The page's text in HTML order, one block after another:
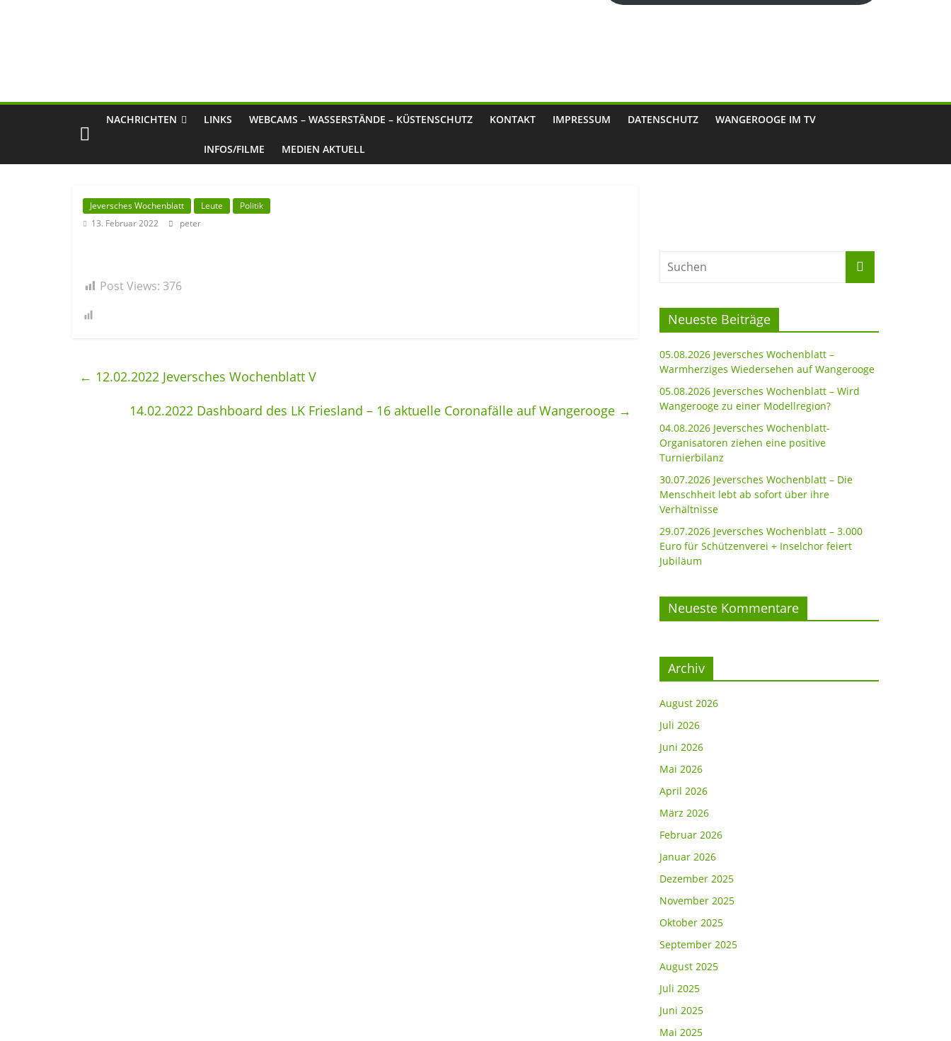
NACHRICHTEN LINKS WEBCAMS – WASSERSTÄNDE – KÜSTENSCHUTZ KONTAKT IMPRESSUM DATENSCHUTZ WANGEROOGE IM TV
INFOS/FILME MEDIEN AKTUELL
Jeversches Wochenblatt Leute
Politik
13. Februar 2022
peter
Post Views: 376
← 12.02.2022 Jeversches Wochenblatt V
14.02.2022 Dashboard des LK Friesland – 16 aktuelle Coronafälle auf Wangerooge →
Neueste Beiträge
05.08.2026 Jeversches Wochenblatt –
Warmherziges Wiedersehen auf Wangerooge
05.08.2026 Jeversches Wochenblatt – Wird
Wangerooge zu einer Modellregion?
04.08.2026 Jeversches Wochenblatt-
Organisatoren ziehen eine positive
Turnierbilanz
30.07.2026 Jeversches Wochenblatt – Die
Menschheit lebt ab sofort über ihre
Verhältnisse
29.07.2026 Jeversches Wochenblatt – 3.000
Euro für Schützenverei + Inselchor feiert
Jubiläum
Neueste Kommentare
Archiv
August 2026
Juli 2026
Juni 2026
Mai 2026
April 2026
März 2026
Februar 2026
Januar 2026
Dezember 2025
November 2025
Oktober 2025
September 2025
August 2025
Juli 2025
Juni 2025
Mai 2025